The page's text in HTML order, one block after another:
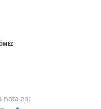
nota en: